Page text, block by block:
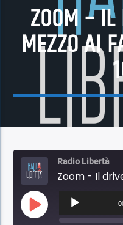
ZOOM –
MEZZO AI
Radio Libertà
Play
Episode
Audio
Player